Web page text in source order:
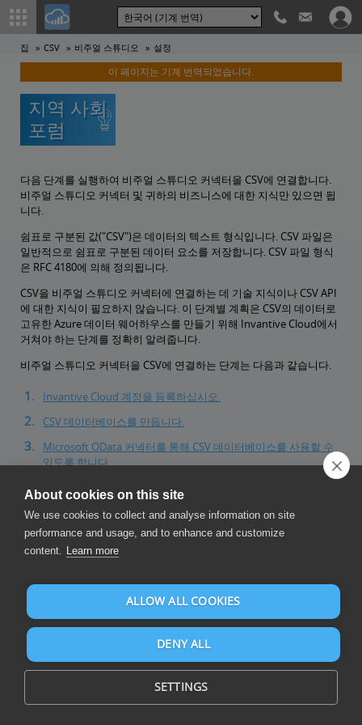
집 CSV 비주얼 스튜디오 설정
이 페이지는 기계 번역되었습니다.
다음 단계를 실행하여 비주얼 스튜디오 커넥터을 CSV에 연결합니다.
비주얼 스튜디오 커넥터 및 귀하의 비즈니스에 대한 지식만 있으면 됩
니다.
쉼표로 구분된 값("CSV")은 데이터의 텍스트 형식입니다. CSV 파일은
일반적으로 쉼표로 구분된 데이터 요소를 저장합니다. CSV 파일 형식
은 RFC 4180에 의해 정의됩니다.
CSV을 비주얼 스튜디오 커넥터에 연결하는 데 기술 지식이나 CSV API
에 대한 지식이 필요하지 않습니다. 이 단계별 계획은 CSV의 데이터로
고유한 Azure 데이터 웨어하우스를 만들기 위해 Invantive Cloud에서
거쳐야 하는 단계를 정확히 알려줍니다.
비주얼 스튜디오 커넥터을 CSV에 연결하는 단계는 다음과 같습니다.
Invantive Cloud 계정을 등록하십시오.
CSV 데이터베이스를 만듭니다.
Microsoft OData 커넥터를 통해 CSV 데이터베이스를 사용할 수
있도록 합니다.
커넥터를 통해 비주얼 스튜디오 커넥터을 CSV에 연결합니다.
CSV에서 비주얼 스튜디오 커넥터 데이터 웨어하우스로 데이터
를 로드합니다.
Invantive Cloud는 CSV에서 비주얼 스튜디오 커넥터(으)로 데이터를
Desktop, Power BI Service, Power Query 및/또는 Azure Data
Factory에도 사용할 수 있는 다른 커넥터가 105개 이상 있습니다. .
큰 환경이 있습니까? 효과적인 다운로드를 위해 물론 필터 단계 또는
비주얼 스튜디오 커넥터의 변환 버튼을 사용하여 데이터를 필터링할
수도 있습니다.
을 확인하세요.
움이 되는 1시간의 무료 교육을 받을 수 있습니다. 이 무료 시간은 무료
지역 사회
포럼
About cookies on this site
We use cookies to collect and analyse information on site
performance and usage, and to enhance and customize
content. Learn more
ALLOW ALL COOKIES
DENY ALL
SETTINGS